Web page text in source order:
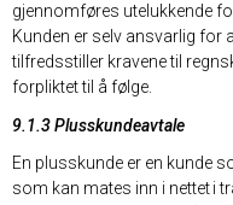
gjennomføres utelukkende
Kunden er selv ansvarlig for
tilfredsstiller kravene til
forpliktet til å følge.
9.1.3 Plusskundeavtale
En plusskunde er en kunde
som kan mates inn i nettet i